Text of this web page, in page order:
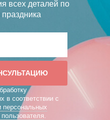
всех деталей по
в соответствии с
персональных